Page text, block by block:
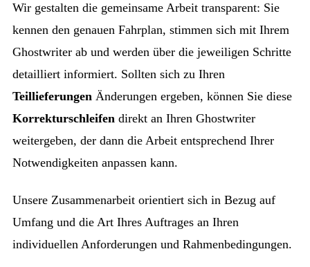
Wir gestalten die gemeinsame Arbeit transparent: Sie
kennen den genauen Fahrplan, stimmen sich mit Ihrem
Ghostwriter ab und werden über die jeweiligen Schritte
detailliert informiert. Sollten sich zu Ihren
Teillieferungen Änderungen ergeben, können Sie diese
Korrekturschleifen direkt an Ihren Ghostwriter
weitergeben, der dann die Arbeit entsprechend Ihrer
Notwendigkeiten anpassen kann.
Unsere Zusammenarbeit orientiert sich in Bezug auf
Umfang und die Art Ihres Auftrages an Ihren
individuellen Anforderungen und Rahmenbedingungen.